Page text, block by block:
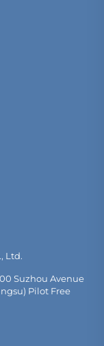
Ltd.
Suzhou Avenue
Pilot Free